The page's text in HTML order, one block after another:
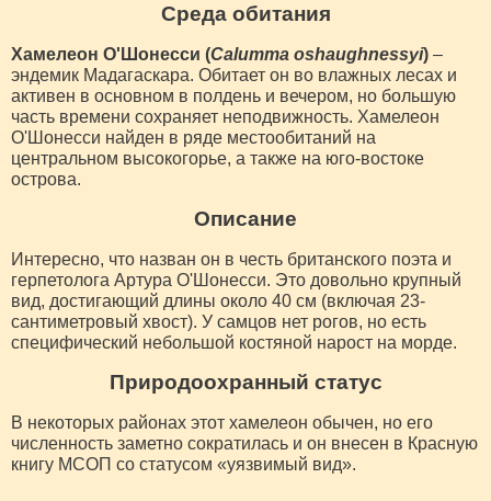
Среда обитания
Хамелеон О'Шонесси (Calumma oshaughnessyi) –
эндемик Мадагаскара. Обитает он во влажных лесах и
активен в основном в полдень и вечером, но большую
часть времени сохраняет неподвижность. Хамелеон
О'Шонесси найден в ряде местообитаний на
центральном высокогорье, а также на юго-востоке
острова.
Описание
Интересно, что назван он в честь британского поэта и
герпетолога Артура О'Шонесси. Это довольно крупный
вид, достигающий длины около 40 см (включая 23-
сантиметровый хвост). У самцов нет рогов, но есть
специфический небольшой костяной нарост на морде.
Природоохранный статус
В некоторых районах этот хамелеон обычен, но его
численность заметно сократилась и он внесен в Красную
книгу МСОП со статусом «уязвимый вид».